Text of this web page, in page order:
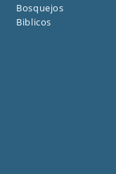
Bosquejos
Biblicos